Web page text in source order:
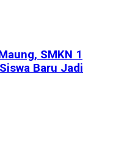
SMKN 1
Baru Jadi